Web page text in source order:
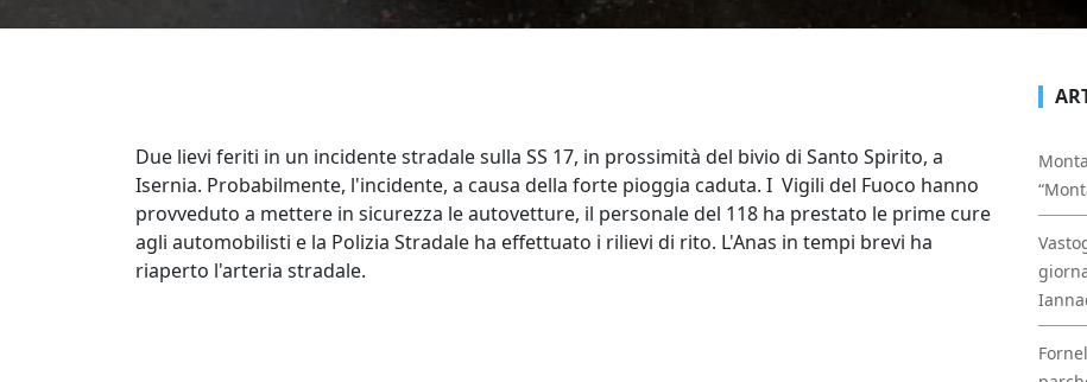
Due lievi feriti in un incidente stradale sulla SS 17, in prossimità del bivio di Santo Spirito, a
Isernia. Probabilmente, l'incidente, a causa della forte pioggia caduta. I Vigili del Fuoco hanno
provveduto a mettere in sicurezza le autovetture, il personale del 118 ha prestato le prime cure
agli automobilisti e la Polizia Stradale ha effettuato i rilievi di rito. L'Anas in tempi brevi ha
riaperto l'arteria stradale.